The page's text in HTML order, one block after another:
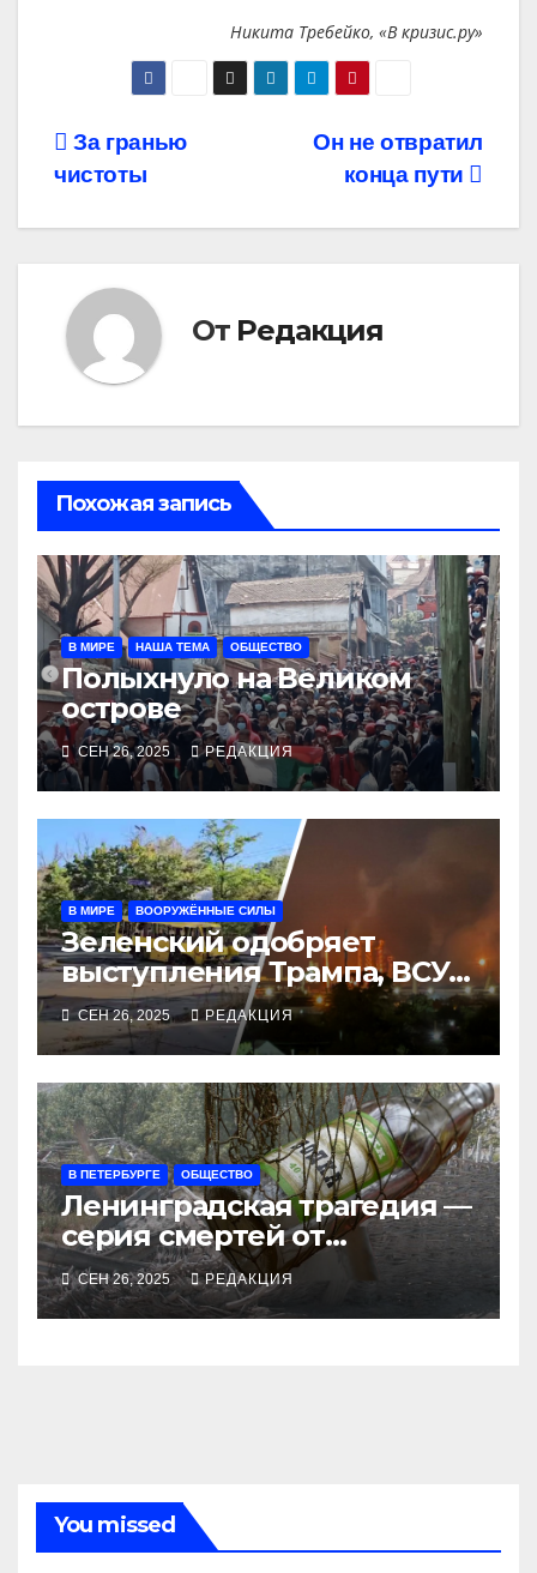
Никита Требейко, «В кризис.ру»
Навигация
Он не отвратил
конца пути
За гранью
чистоты
От Редакция
Похожая запись
В МИРЕ НАША ТЕМА ОБЩЕСТВО
Полыхнуло на Великом
острове
СЕН 26, 2025 РЕДАКЦИЯ
В МИРЕ ВООРУЖЁННЫЕ СИЛЫ
Зеленский одобряет
выступления Трампа, ВСУ
закрыли Добропольский
рубеж
СЕН 26, 2025 РЕДАКЦИЯ
В ПЕТЕРБУРГЕ ОБЩЕСТВО
Ленинградская трагедия —
серия смертей от
алкосуррогата
СЕН 26, 2025 РЕДАКЦИЯ
You missed